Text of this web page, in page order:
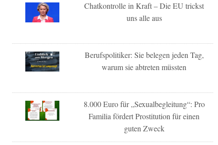
Chatkontrolle in Kraft – Die EU trickst
uns alle aus
Berufspolitiker: Sie belegen jeden Tag,
warum sie abtreten müssten
8.000 Euro für „Sexualbegleitung“: Pro
Familia fördert Prostitution für einen
guten Zweck